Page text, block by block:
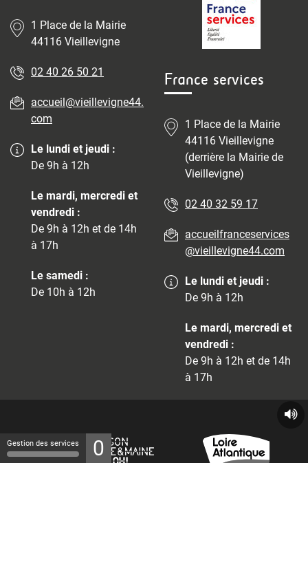
1 Place de la Mairie
44116 Vieillevigne
02 40 26 50 21
accueil@vieillevigne44.
com
Le lundi et jeudi :
De 9h à 12h
Le mardi, mercredi et
vendredi :
De 9h à 12h et de 14h
à 17h
Le samedi :
De 10h à 12h
France services
1 Place de la Mairie
44116 Vieillevigne
(derrière la Mairie de
Vieillevigne)
02 40 32 59 17
accueilfranceservices
@vieillevigne44.com
Le lundi et jeudi :
De 9h à 12h
Le mardi, mercredi et
vendredi :
De 9h à 12h et de 14h
à 17h
Gestion des services 0